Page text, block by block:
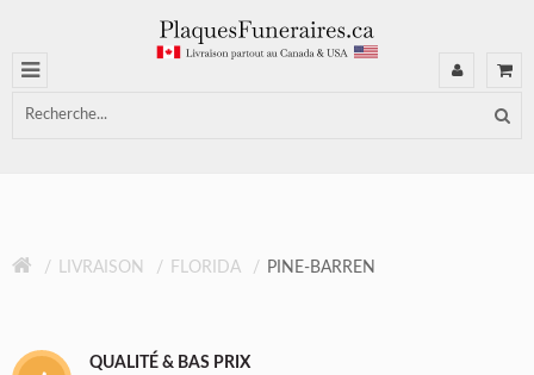
LIVRAISON FLORIDA PINE-BARREN
QUALITÉ & BAS PRIX